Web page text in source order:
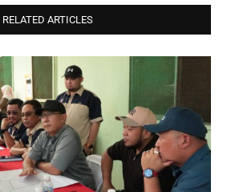
RELATED ARTICLES